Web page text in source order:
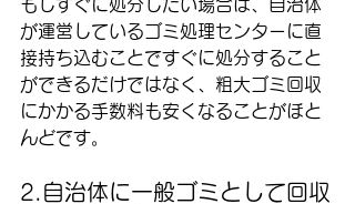
もしすぐに処分したい場合は、自治体
が運営しているゴミ処理センターに直
接持ち込むことですぐに処分すること
ができるだけではなく、粗大ゴミ回収
にかかる手数料も安くなることがほと
んどです。
2.自治体に一般ゴミとして回収